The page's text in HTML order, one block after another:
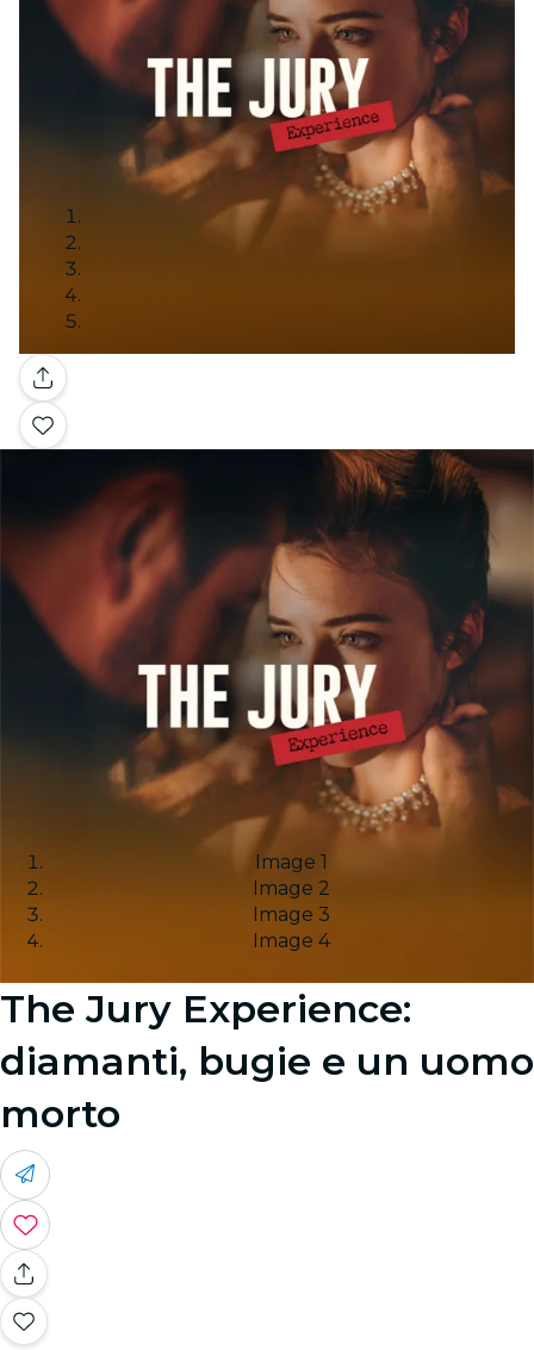
Galleria
Image 1
Image 2
Image 3
Image 4
The Jury Experience:
diamanti, bugie e un uomo
morto